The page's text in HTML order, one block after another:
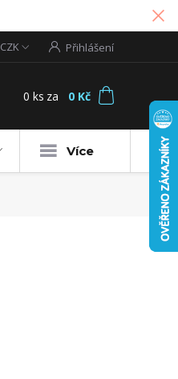
CZK Přihlášení
0 ks za 0 Kč
Více